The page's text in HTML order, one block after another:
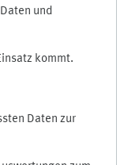
und
kommt.
Daten zur